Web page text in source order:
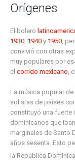
Orígenes
El bolero
1930 1940 y 1950 ,
convivió con otras
muy populares por
elcorrido mexicano , el
La música popular
solistas de países
constituyó una
dominicanos que
marginales de Santo
años sesenta. Esto
la República